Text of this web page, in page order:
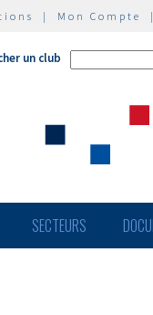
| Mon Compte
un club
SECTEURS